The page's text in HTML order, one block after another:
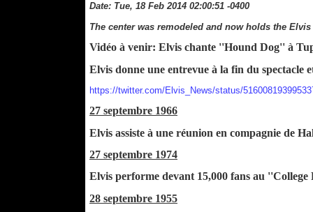
Date: Tue, 18 Feb 2014 02:00:51 -0400
The center was remodeled and now holds the
Vidéo à venir: Elvis chante ''Hound Dog'' à
Elvis donne une entrevue à la fin du spectacle
https://twitter.com/Elvis_News/status/
27 septembre 1966
Elvis assiste à une réunion en compagnie de
27 septembre 1974
Elvis performe devant 15,000 fans au
28 septembre 1955